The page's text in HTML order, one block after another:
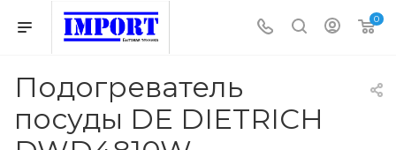
0
Подогреватель
посуды DE DIETRICH